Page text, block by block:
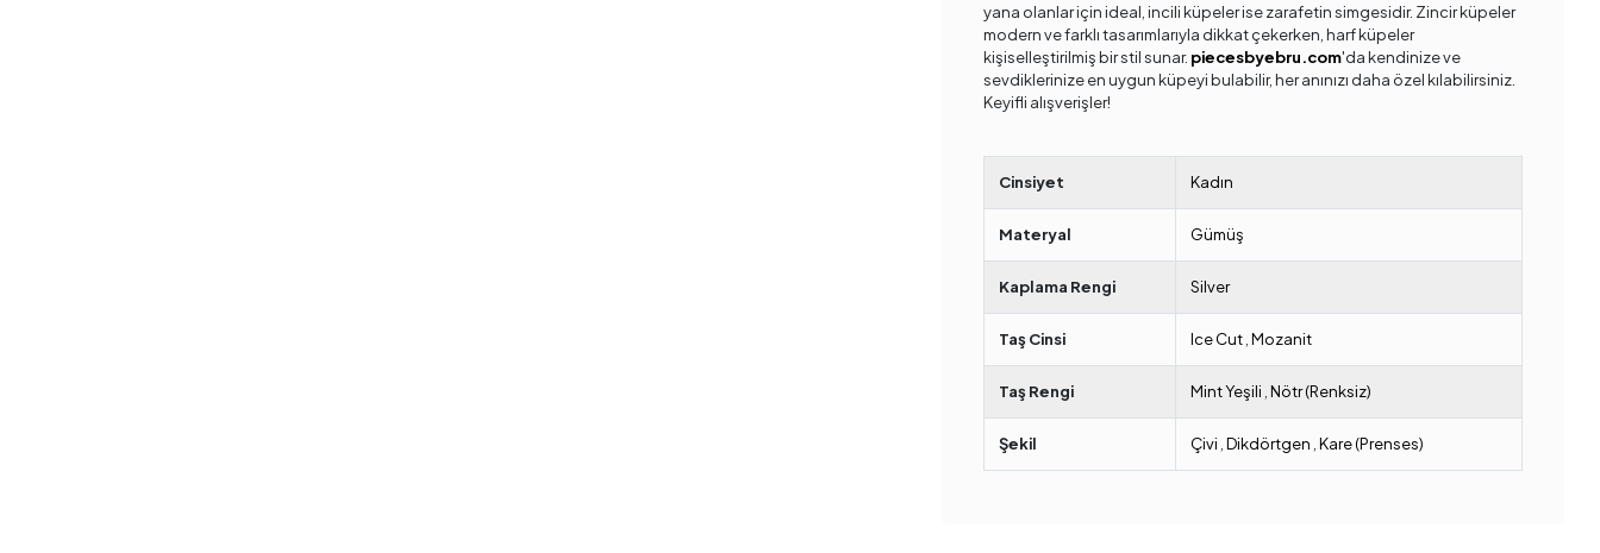
yana olanlar için ideal, incili küpeler ise zarafetin simgesidir. Zincir küpeler
modern ve farklı tasarımlarıyla dikkat çekerken, harf küpeler
kişiselleştirilmiş bir stil sunar. piecesbyebru.com'da kendinize ve
sevdiklerinize en uygun küpeyi bulabilir, her anınızı daha özel kılabilirsiniz.
Keyifli alışverişler!
Cinsiyet Kadın
Materyal Gümüş
Kaplama Rengi Silver
Taş Cinsi Ice Cut, Mozanit
Taş Rengi Mint Yeşili Nötr (Renksiz)
Şekil Çivi Dikdörtgen Kare (Prenses)